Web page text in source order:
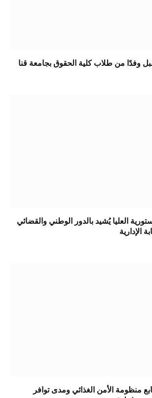
وفدًا من طلاب كلية الحقوق بجامعة قنا
العليا يُشيد بالدور الوطني والقضائي
الإدارية
منظومة الأمن الغذائي ومدى توافر